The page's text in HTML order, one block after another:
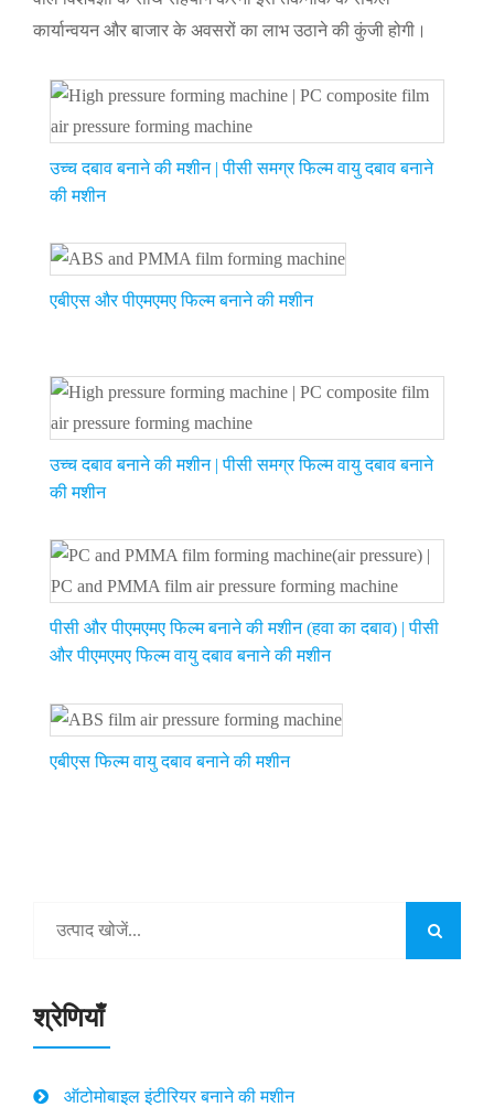
कार्यान्वयन और बाजार के अवसरों का लाभ उठाने की कुंजी होगी।
उच्च दबाव बनाने की मशीन | पीसी समग्र फिल्म वायु दबाव बनाने
की मशीन
एबीएस और पीएमएमए फिल्म बनाने की मशीन
उच्च दबाव बनाने की मशीन | पीसी समग्र फिल्म वायु दबाव बनाने
की मशीन
पीसी और पीएमएमए फिल्म बनाने की मशीन (हवा का दबाव) | पीसी
और पीएमएमए फिल्म वायु दबाव बनाने की मशीन
एबीएस फिल्म वायु दबाव बनाने की मशीन
श्रेणियाँ
ऑटोमोबाइल इंटीरियर बनाने की मशीन